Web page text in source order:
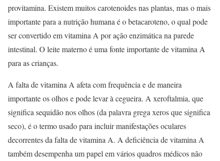
provitamina. Existem muitos carotenoides nas plantas, mas o mais
importante para a nutrição humana é o betacaroteno, o qual pode
ser convertido em vitamina A por ação enzimática na parede
intestinal. O leite materno é uma fonte importante de vitamina A
para as crianças.
A falta de vitamina A afeta com frequência e de maneira
importante os olhos e pode levar à cegueira. A xeroftalmia, que
significa sequidão nos olhos (da palavra grega xeros que significa
seco), é o termo usado para incluir manifestações oculares
decorrentes da falta de vitamina A. A deficiência de vitamina A
também desempenha um papel em vários quadros médicos não